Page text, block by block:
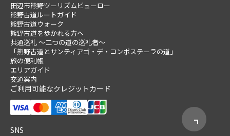
田辺市熊野ツーリズムビューロー
熊野古道ルートガイド
熊野古道ウォーク
熊野古道を歩かれる方へ
共通巡礼 ～二つの道の巡礼者～
「熊野古道とサンティアゴ・デ・コンポステーラの道」
旅の便利帳
エリアガイド
交通案内
ご利用可能なクレジットカード
SNS